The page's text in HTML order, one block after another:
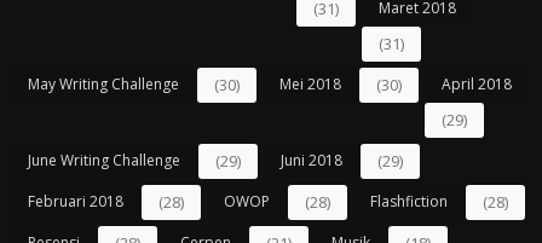
(31) Maret 2018
(31)
May Writing Challenge (30) Mei 2018 (30) April 2018
(29)
June Writing Challenge (29) Juni 2018 (29)
Februari 2018 (28) OWOP (28) Flashfiction (28)